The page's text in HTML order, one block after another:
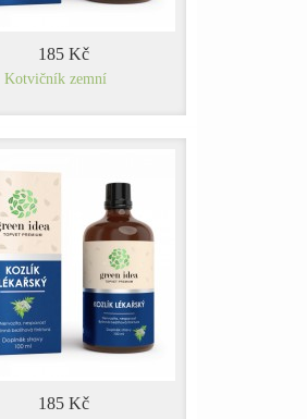
185 Kč
Kotvičník zemní
185 Kč